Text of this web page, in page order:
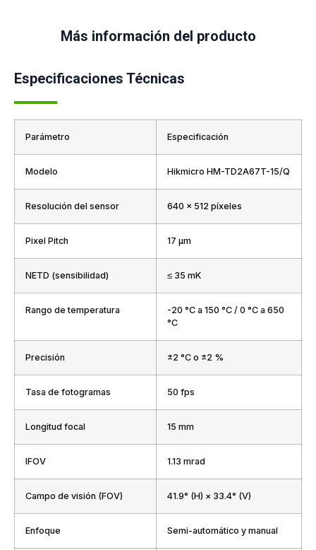
Más información del producto
Especificaciones Técnicas
Parámetro Especificación
Modelo Hikmicro HM-TD2A67T-15/Q
Resolución del sensor 640 × 512 píxeles
Pixel Pitch 17 μm
NETD (sensibilidad) ≤ 35 mK
Rango de temperatura
-20 °C a 150 °C / 0 °C a 650
°C
Precisión ±2 °C o ±2 %
Tasa de fotogramas 50 fps
Longitud focal 15 mm
IFOV 1.13 mrad
Campo de visión (FOV) 41.9° (H) × 33.4° (V)
Enfoque Semi-automático y manual